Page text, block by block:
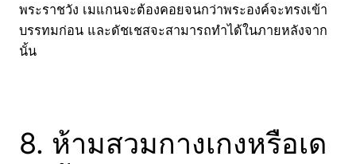
พระราชวัง เมแกนจะต้องคอยจนกว่าพระองค์จะทรงเข้า
บรรทมก่อน และดัชเชสจะสามารถทำได้ในภายหลังจาก
นั้น
8. ห้ามสวมกางเกงหรือเด